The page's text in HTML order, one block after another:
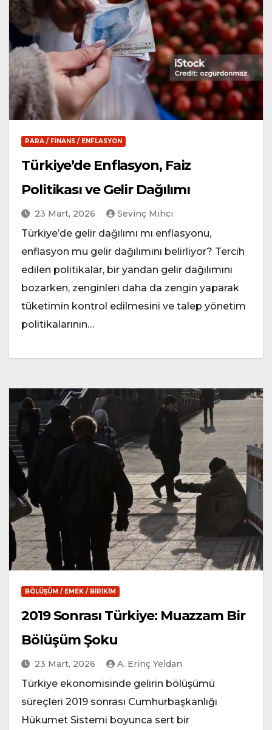
PARA / FINANS / ENFLASYON
Türkiye’de Enflasyon, Faiz
Politikası ve Gelir Dağılımı
23 Mart, 2026 Sevinç Mıhcı
Türkiye’de gelir dağılımı mı enflasyonu,
enflasyon mu gelir dağılımını belirliyor? Tercih
edilen politikalar, bir yandan gelir dağılımını
bozarken, zenginleri daha da zengin yaparak
tüketimin kontrol edilmesini ve talep yönetim
politikalarının…
BÖLÜŞÜM / EMEK / BIRIKIM
2019 Sonrası Türkiye: Muazzam Bir
Bölüşüm Şoku
23 Mart, 2026 A. Erinç Yeldan
Türkiye ekonomisinde gelirin bölüşümü
süreçleri 2019 sonrası Cumhurbaşkanlığı
Hükumet Sistemi boyunca sert bir